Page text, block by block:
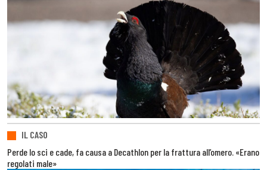
IL CASO
Perde lo sci e cade, fa causa a Decathlon per la frattura all’omero. «Erano
regolati male»